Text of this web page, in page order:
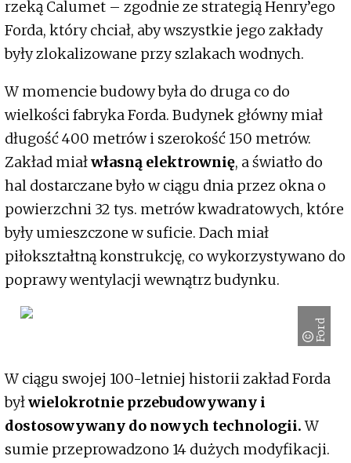
rzeką Calumet – zgodnie ze strategią Henry’ego
Forda, który chciał, aby wszystkie jego zakłady
były zlokalizowane przy szlakach wodnych.
W momencie budowy była do druga co do
wielkości fabryka Forda. Budynek główny miał
długość 400 metrów i szerokość 150 metrów.
Zakład miałwłasną elektrownię, a światło do
hal dostarczane było w ciągu dnia przez okna o
powierzchni 32 tys. metrów kwadratowych, które
były umieszczone w suficie. Dach miał
piłokształtną konstrukcję, co wykorzystywano do
poprawy wentylacji wewnątrz budynku.
Ford
W ciągu swojej 100-letniej historii zakład Forda
byłwielokrotnie przebudowywany i
dostosowywany do nowych technologii.W
sumie przeprowadzono 14 dużych modyfikacji.